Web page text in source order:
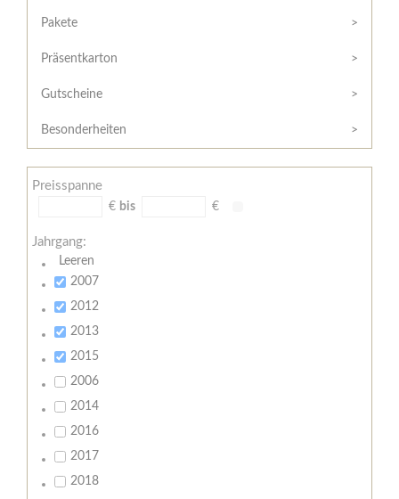
/
Widerrufsformular
AGB
Zahlungsbedingungen
Meine
Pakete
Präsentkarton
Gutscheine
Besonderheiten
Preisspanne
€ bis €
Jahrgang:
Leeren
2007
2012
2013
2015
2006
2014
2016
2017
2018